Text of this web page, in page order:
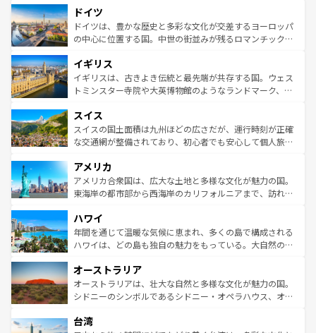
せる。地方によって風土や気候が異なるスペインはその個
性で訪れる人を魅了する。 なお、新着のスペイン情報は コ
ンテンツ一覧を参照してほしい。
で、幅広い魅力が詰まっている。華麗な宮殿、歴史的な大
聖堂、美しいビーチ、そして豊かな自然が、訪れる者を心
から魅了する。また、フランスは美食の国としても知ら
いる。シャンパンの発祥地であるランス、プロヴァンスの
香り高いラベンダー畑など、多彩な楽しみ方が可能だ。さ
らに、パリ以外の地域にも魅力が溢れており、どの街角に
れる地方に足を運ぶとそれぞれで全く異なる文化を体験で
きるだろう。 なお、新着のフランス情報はコンテンツ一覧
を参照してほしい。
ドイツ
ドイツは、豊かな歴史と多彩な文化が交差するヨーロッパ
の中心に位置する国。中世の街並みが残るロマンチック街
顔を持つこの国は、どこを歩いても飽きることがない。ベ
ルリンの文化的活気、バイエルン州のアルプスの絶景、そ
してライン川沿いのワイン畑といった風景は必見。ビール
は、お酒好きな人にはぜひ体験してほしい。 なお、新着の
ドイツ情報はコンテンツ一覧を参照してほしい。
イギリス
イギリスは、古きよき伝統と最先端が共存する国。ウェス
トミンスター寺院や大英博物館のようなランドマーク、歴
リアごとに異なる魅力がある。また、優雅なアフタヌーン
ティー、ビール好きにはたまらない英国パブ、サッカー観
戦など、本場だからこそできる体験も豊富。イギリスを旅
ンツ一覧を参照してほしい。
スイス
スイスの国土面積は九州ほどの広さだが、運行時刻が正確
な交通網が整備されており、初心者でも安心して個人旅行
の建物がそのまま残る町や、スイスならではのユニークな
博物館もあり、アルプス観光だけでなく町歩きも満喫する
ことができる。国民の所得が高いため物価も高いが、旅行
ば市内交通費無料で観光を楽しむこともできる。 なお、新
着のスイス情報はコンテンツ一覧 を参照してほしい。
アメリカ
アメリカ合衆国は、広大な土地と多様な文化が魅力の国。
東海岸の都市部から西海岸のカリフォルニアまで、訪れる
のような巨大都市は、観光、ショッピング、エンターテイ
ンメントが詰まった刺激的なスポットだ。一方、アメリカ
西部には大自然が広がり、グランドキャニオンやイエロー
部のニューオーリンズでは、音楽と美食が融合した独特の
文化が魅力。旅行者はアメリカの各地域で異なる魅力を楽
しみながら、その多様性と豊かな歴史を感じることができ
ならではの贅沢な旅のスタイルだ。 なお、新着のアメリカ
ハワイ
年間を通じて温暖な気候に恵まれ、多くの島で構成される
ハワイは、どの島も独自の魅力をもっている。大自然の神
ワイ島は見逃せない。また、定番の観光地といえばオアフ
島だが、静かな自然を求めるならマウイ島やカウアイ島が
おすすめ。エメラルドグリーンに輝く海をはじめ、豊かな
れるおもてなしの心で訪れる人々を迎えてくれるハワイの
オーストラリア
オーストラリアは、壮大な自然と多様な文化が魅力の国。
シドニーのシンボルであるシドニー・オペラハウス、オー
リアリーフや大陸中央部にそびえるウルル（エアーズロッ
台湾